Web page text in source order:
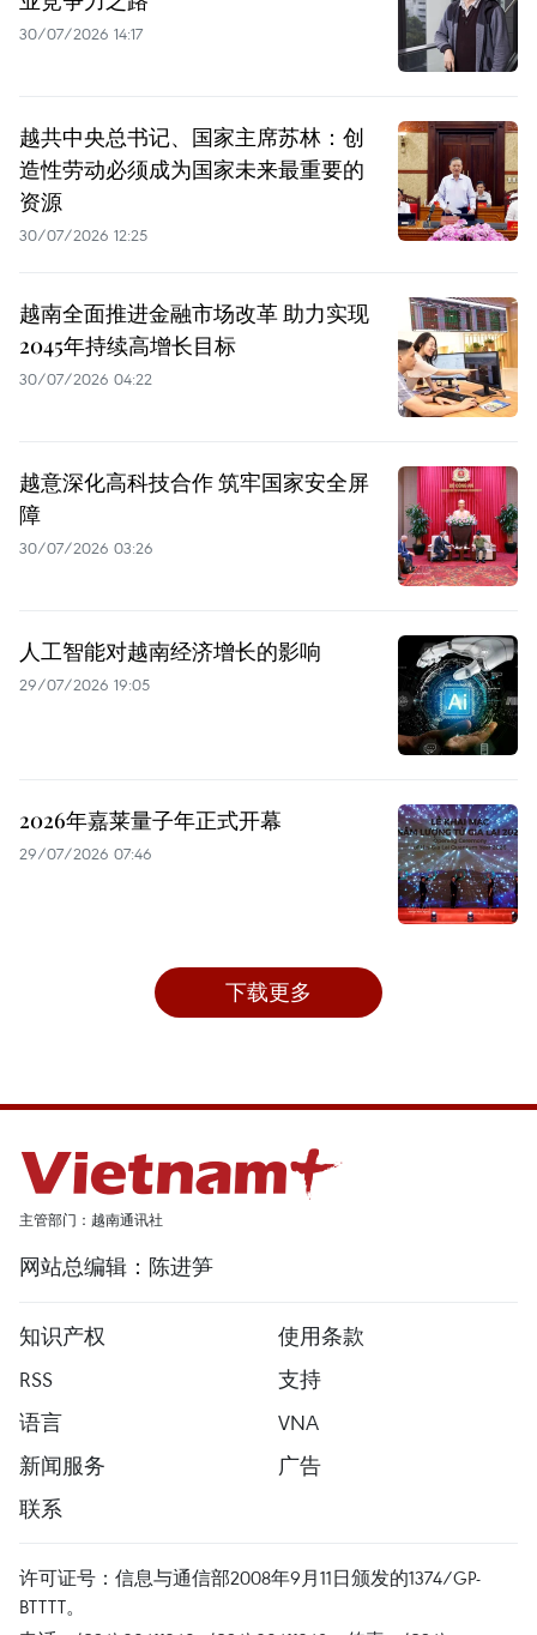
30/07/2026 14:17
越共中央总书记、国家主席苏林：创
造性劳动必须成为国家未来最重要的
资源
30/07/2026 12:25
越南全面推进金融市场改革 助力实现
2045年持续高增长目标
30/07/2026 04:22
越意深化高科技合作 筑牢国家安全屏
障
30/07/2026 03:26
人工智能对越南经济增长的影响
29/07/2026 19:05
2026年嘉莱量子年正式开幕
29/07/2026 07:46
下载更多
主管部门：越南通讯社
网站总编辑：陈进笋
知识产权
使用条款
RSS
支持
语言
VNA
新闻服务
广告
联系
许可证号：信息与通信部2008年9月11日颁发的1374/GP-
BTTTT。